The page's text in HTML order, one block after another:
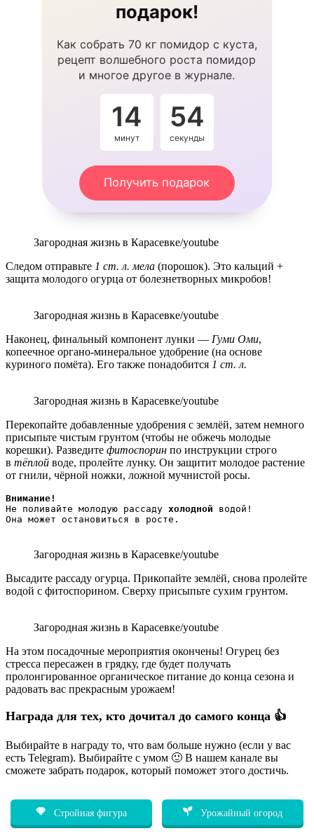
подарок!
Как собрать 70 кг помидор с куста,
рецепт волшебного роста помидор
и многое другое в журнале.
14
минут
54
секунды
Получить подарок
Загородная жизнь в Карасевке/youtube
Следом отправьте 1 ст. л. мела (порошок). Это кальций +
защита молодого огурца от болезнетворных микробов!
Загородная жизнь в Карасевке/youtube
Наконец, финальный компонент лунки — Гуми Оми,
копеечное органо-минеральное удобрение (на основе
куриного помёта). Его также понадобится 1 ст. л.
Загородная жизнь в Карасевке/youtube
Перекопайте добавленные удобрения с землёй, затем немного
присыпьте чистым грунтом (чтобы не обжечь молодые
корешки). Разведите фитоспорин по инструкции строго
в тёплой воде, пролейте лунку. Он защитит молодое растение
от гнили, чёрной ножки, ложной мучнистой росы.
Внимание!
Не поливайте молодую рассаду холодной водой!
Она может остановиться в росте.
Загородная жизнь в Карасевке/youtube
Высадите рассаду огурца. Прикопайте землёй, снова пролейте
водой с фитоспорином. Сверху присыпьте сухим грунтом.
Загородная жизнь в Карасевке/youtube
На этом посадочные мероприятия окончены! Огурец без
стресса пересажен в грядку, где будет получать
пролонгированное органическое питание до конца сезона и
радовать вас прекрасным урожаем!
Награда для тех, кто дочитал до самого конца 👍
Выбирайте в награду то, что вам больше нужно (если у вас
есть Telegram). Выбирайте с умом 🙂 В нашем канале вы
сможете забрать подарок, который поможет этого достичь.
Стройная фигура Урожайный огород